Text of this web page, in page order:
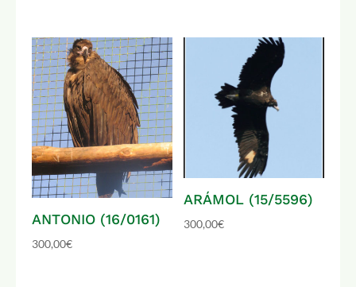
ANTONIO (16/0161)
300,00€
ARÁMOL (15/5596)
300,00€